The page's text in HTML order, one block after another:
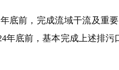
前，完成流域干流及重要
年底前，基本完成上述排